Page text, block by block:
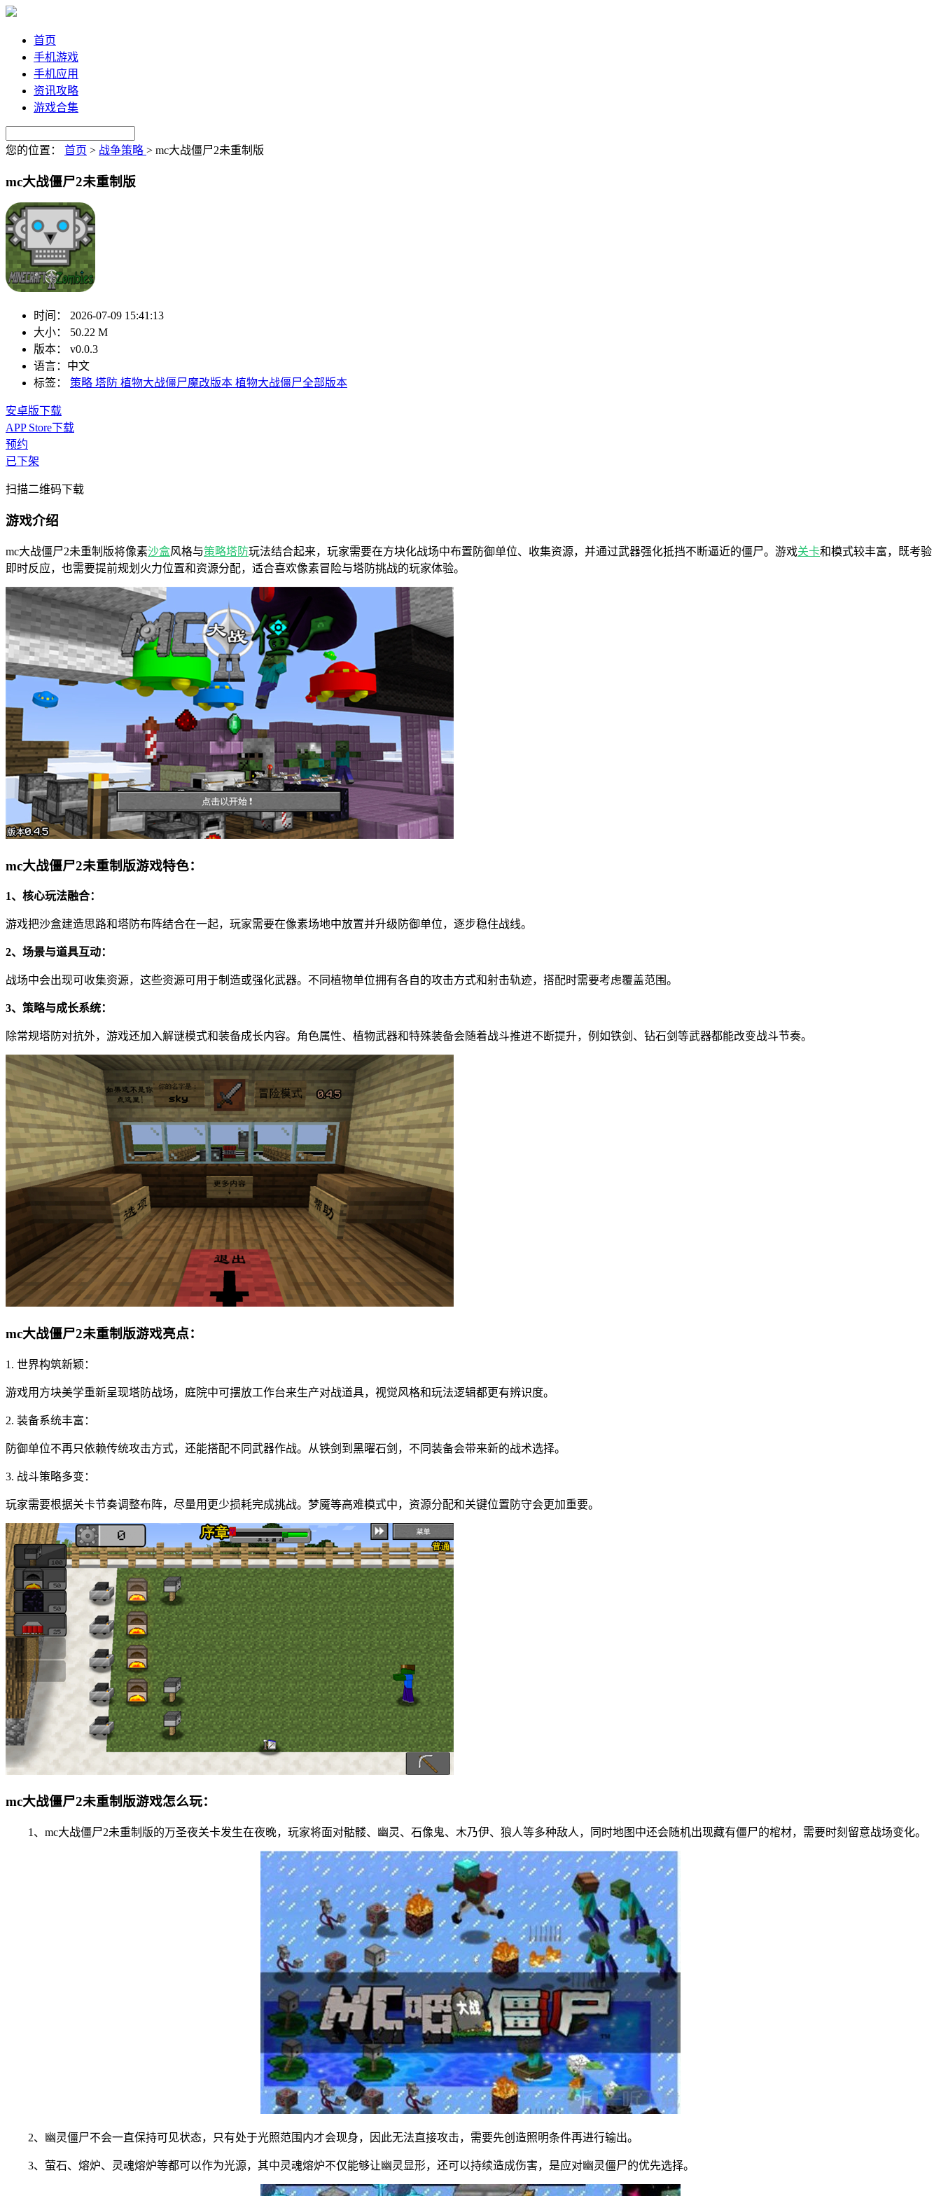
首页
手机游戏
手机应用
资讯攻略
游戏合集
您的位置： 首页 > 战争策略 > mc大战僵尸2未重制版
mc大战僵尸2未重制版
时间：
2026-07-09 15:41:13
大小：
50.22 M
版本：
v0.0.3
语言： 中文
标签：
策略 塔防 植物大战僵尸魔改版本 植物大战僵尸全部版本
安卓版下载
APP Store下载
预约
已下架
扫描二维码下载
游戏介绍
mc大战僵尸2未重制版将像素沙盒风格与策略塔防玩法结合起来，玩家需要在方块化战场中布置防御单位、收集资源，并通过武器强化抵挡不断逼近的僵尸。游戏关卡和模式较丰富，既考验
即时反应，也需要提前规划火力位置和资源分配，适合喜欢像素冒险与塔防挑战的玩家体验。
mc大战僵尸2未重制版游戏特色：
1、核心玩法融合：
游戏把沙盒建造思路和塔防布阵结合在一起，玩家需要在像素场地中放置并升级防御单位，逐步稳住战线。
2、场景与道具互动：
战场中会出现可收集资源，这些资源可用于制造或强化武器。不同植物单位拥有各自的攻击方式和射击轨迹，搭配时需要考虑覆盖范围。
3、策略与成长系统：
除常规塔防对抗外，游戏还加入解谜模式和装备成长内容。角色属性、植物武器和特殊装备会随着战斗推进不断提升，例如铁剑、钻石剑等武器都能改变战斗节奏。
mc大战僵尸2未重制版游戏亮点：
1. 世界构筑新颖：
游戏用方块美学重新呈现塔防战场，庭院中可摆放工作台来生产对战道具，视觉风格和玩法逻辑都更有辨识度。
2. 装备系统丰富：
防御单位不再只依赖传统攻击方式，还能搭配不同武器作战。从铁剑到黑曜石剑，不同装备会带来新的战术选择。
3. 战斗策略多变：
玩家需要根据关卡节奏调整布阵，尽量用更少损耗完成挑战。梦魇等高难模式中，资源分配和关键位置防守会更加重要。
mc大战僵尸2未重制版游戏怎么玩：
1、mc大战僵尸2未重制版的万圣夜关卡发生在夜晚，玩家将面对骷髅、幽灵、石像鬼、木乃伊、狼人等多种敌人，同时地图中还会随机出现藏有僵尸的棺材，需要时刻留意战场变化。
2、幽灵僵尸不会一直保持可见状态，只有处于光照范围内才会现身，因此无法直接攻击，需要先创造照明条件再进行输出。
3、萤石、熔炉、灵魂熔炉等都可以作为光源，其中灵魂熔炉不仅能够让幽灵显形，还可以持续造成伤害，是应对幽灵僵尸的优先选择。